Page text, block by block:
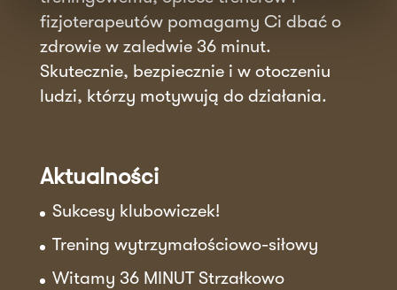
fizjoterapeutów pomagamy Ci dbać o
zdrowie w zaledwie 36 minut.
Skutecznie, bezpiecznie i w otoczeniu
ludzi, którzy motywują do działania.
Aktualności
Sukcesy klubowiczek!
Trening wytrzymałościowo-siłowy
Witamy 36 MINUT Strzałkowo